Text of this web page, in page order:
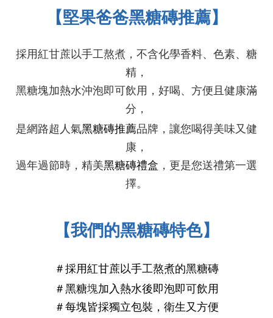
【堅果爸爸黑糖磚推薦】
採用紅甘蔗以手工熬煮， 不含化學香料、色素、糖
精，
黑糖塊加熱水沖泡即可飲用，好喝、方便且健康滿
分，
是網路超人氣黑糖磚推薦品牌，讓您喝得美味又健
康，
過年過節時，精美黑糖磚禮盒 ，更是您送禮第一選
擇。
【我們的黑糖磚特色】
＃採用紅甘蔗以手工熬煮的黑糖磚
＃黑糖塊加入熱水後即泡即可飲用
＃每塊皆採獨立包裝，衛生又方便